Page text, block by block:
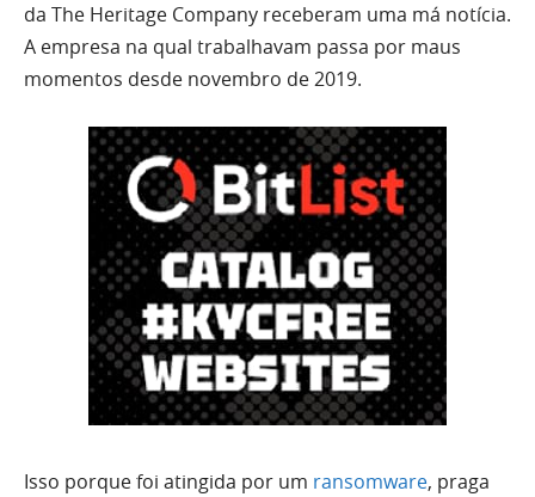
da The Heritage Company receberam uma má notícia.
A empresa na qual trabalhavam passa por maus
momentos desde novembro de 2019.
Isso porque foi atingida por um ransomware, praga